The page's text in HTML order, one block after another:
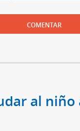
COMENTAR
al